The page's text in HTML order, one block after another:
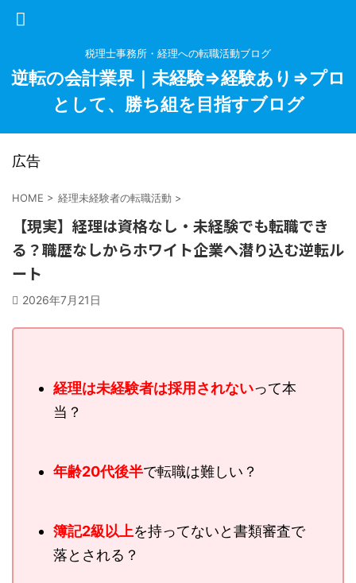
税理士事務所・経理への転職活動ブログ
逆転の会計業界｜未経験⇒経験あり⇒プロ
として、勝ち組を目指すブログ
広告
HOME > 経理未経験者の転職活動 >
【現実】経理は資格なし・未経験でも転職でき
る？職歴なしからホワイト企業へ潜り込む逆転ル
ート
2026年7月21日
経理は未経験者は採用されないって本
当？
年齢20代後半で転職は難しい？
簿記2級以上を持ってないと書類審査で
落とされる？